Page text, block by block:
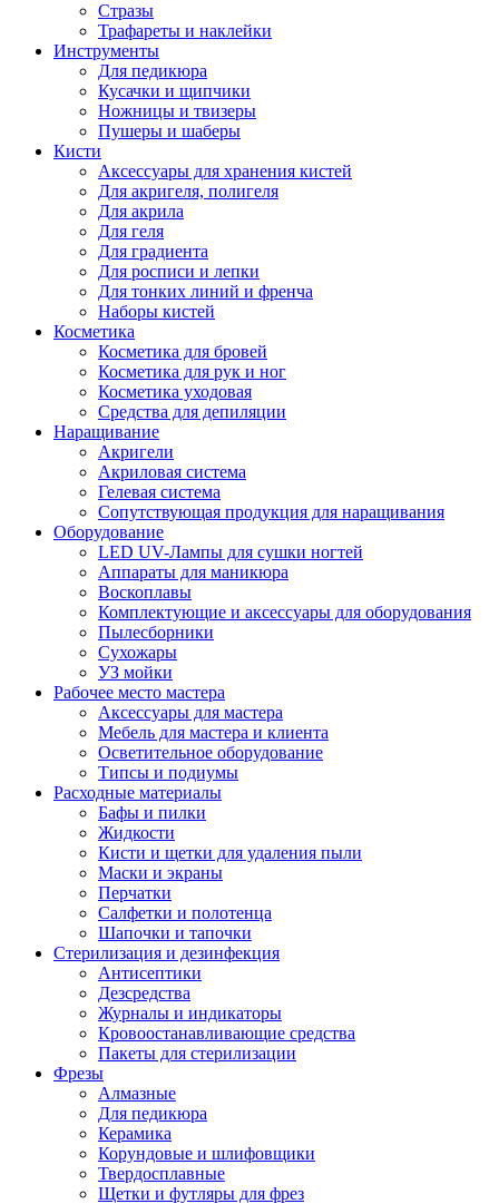
Стразы
Трафареты и наклейки
Инструменты
Для педикюра
Кусачки и щипчики
Ножницы и твизеры
Пушеры и шаберы
Кисти
Аксессуары для хранения кистей
Для акригеля, полигеля
Для акрила
Для геля
Для градиента
Для росписи и лепки
Для тонких линий и френча
Наборы кистей
Косметика
Косметика для бровей
Косметика для рук и ног
Косметика уходовая
Средства для депиляции
Наращивание
Акригели
Акриловая система
Гелевая система
Сопутствующая продукция для наращивания
Оборудование
LED UV-Лампы для сушки ногтей
Аппараты для маникюра
Воскоплавы
Комплектующие и аксессуары для оборудования
Пылесборники
Сухожары
УЗ мойки
Рабочее место мастера
Аксессуары для мастера
Мебель для мастера и клиента
Осветительное оборудование
Типсы и подиумы
Расходные материалы
Бафы и пилки
Жидкости
Кисти и щетки для удаления пыли
Маски и экраны
Перчатки
Салфетки и полотенца
Шапочки и тапочки
Стерилизация и дезинфекция
Антисептики
Дезсредства
Журналы и индикаторы
Кровоостанавливающие средства
Пакеты для стерилизации
Фрезы
Алмазные
Для педикюра
Керамика
Корундовые и шлифовщики
Твердосплавные
Щетки и футляры для фрез